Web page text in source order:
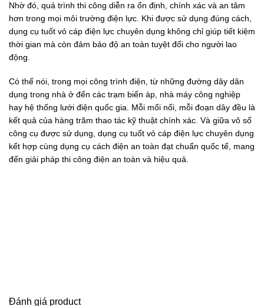
Nhờ đó, quá trình thi công diễn ra ổn định, chính xác và an tâm
hơn trong mọi môi trường điện lực. Khi được sử dụng đúng cách,
dụng cụ tuốt vỏ cáp điện lực chuyên dụng không chỉ giúp tiết kiệm
thời gian mà còn đảm bảo độ an toàn tuyệt đối cho người lao
động.
Có thể nói, trong mọi công trình điện, từ những đường dây dân
dụng trong nhà ở đến các trạm biến áp, nhà máy công nghiệp
hay hệ thống lưới điện quốc gia. Mỗi mối nối, mỗi đoạn dây đều là
kết quả của hàng trăm thao tác kỹ thuật chính xác. Và giữa vô số
công cụ được sử dụng, dụng cụ tuốt vỏ cáp điện lực chuyên dụng
kết hợp cùng dụng cụ cách điện an toàn đạt chuẩn quốc tế, mang
đến giải pháp thi công điện an toàn và hiệu quả.
Đánh giá product